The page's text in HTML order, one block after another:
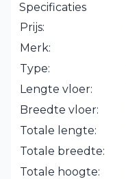
Specificaties
Prijs:
Merk:
Type:
Lengte vloer:
Breedte vloer:
Totale lengte:
Totale breedte:
Totale hoogte: